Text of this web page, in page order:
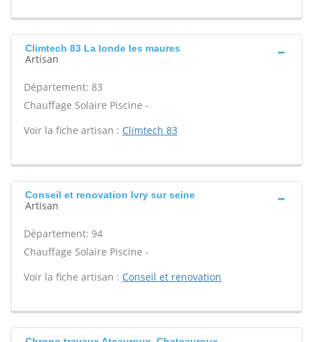
Climtech 83 La londe les maures
Artisan
Département: 83
Chauffage Solaire Piscine -
Voir la fiche artisan : Climtech 83
Conseil et renovation Ivry sur seine
Artisan
Département: 94
Chauffage Solaire Piscine -
Voir la fiche artisan : Conseil et renovation